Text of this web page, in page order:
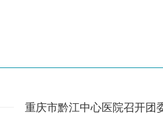
重庆市黔江中心医院召开团